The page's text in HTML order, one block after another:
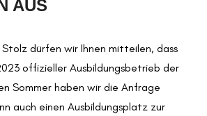
AUS
dürfen wir Ihnen mitteilen, dass
offizieller Ausbildungsbetrieb der
Sommer haben wir die Anfrage
auch einen Ausbildungsplatz zur